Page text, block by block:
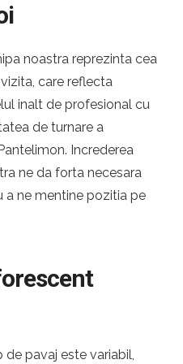
noastra reprezinta cea
care reflecta
inalt de profesional cu
de turnare a
Increderea
ne da forta necesara
a ne mentine pozitia pe
de pavaj este variabil,